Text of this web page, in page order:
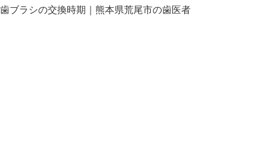
歯ブラシの交換時期｜熊本県荒尾市の歯医者